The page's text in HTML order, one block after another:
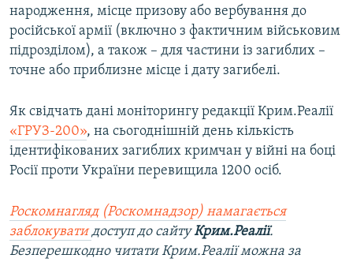
народження, місце призову або вербування до
російської армії (включно з фактичним військовим
підрозділом), а також – для частини із загиблих –
точне або приблизне місце і дату загибелі.
Як свідчать дані моніторингу редакції Крим.Реалії
«ГРУЗ-200», на сьогоднішній день кількість
ідентифікованих загиблих кримчан у війні на боці
Росії проти України перевищила 1200 осіб.
Роскомнагляд (Роскомнадзор) намагається
заблокувати доступ до сайтуКрим.Реалії.
Безперешкодно читати Крим.Реалії можна за